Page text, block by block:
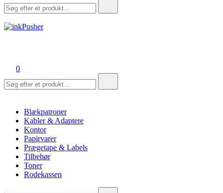
efter:
0
efter:
Blækpatroner
Kabler & Adaptere
Kontor
Papirvarer
Prægetape & Labels
Tilbehør
Toner
Rodekassen